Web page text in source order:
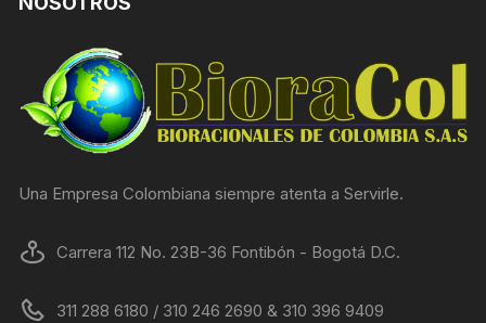
Una Empresa Colombiana siempre atenta a Servirle.
Carrera 112 No. 23B-36 Fontibón - Bogotá D.C.
311 288 6180 / 310 246 2690 & 310 396 9409